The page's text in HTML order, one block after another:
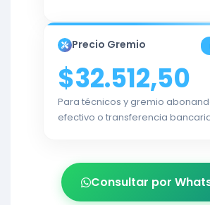
Precio Gremio
$32.512,50
Para técnicos y gremio
efectivo o transferencia
Consultar por